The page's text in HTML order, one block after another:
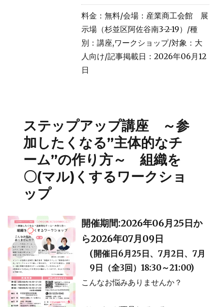
料金： 無料/会場：産業商工会館 展
示場（杉並区阿佐谷南3-2-19）/種
別：講座,ワークショップ/対象：大
人向け/記事掲載日：2026年06月12
日
ステップアップ講座 ～参
加したくなる”主体的なチ
ーム”の作り方～ 組織を
〇(マル)くするワークショ
ップ
開催期間:2026年06月25日か
ら2026年07月09日
(開催日6月25日、7月2日、7月
9日（全3回）18:30～21:00)
こんなお悩みありませんか？